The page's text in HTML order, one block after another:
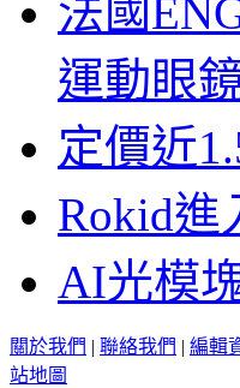
法國
運動眼
定價近
Rokid進
AI光模
關於我們 | 聯絡我們 | 編輯
站地圖